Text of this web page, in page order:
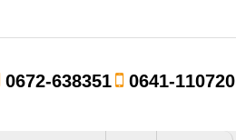
0672-638351 0641-110720